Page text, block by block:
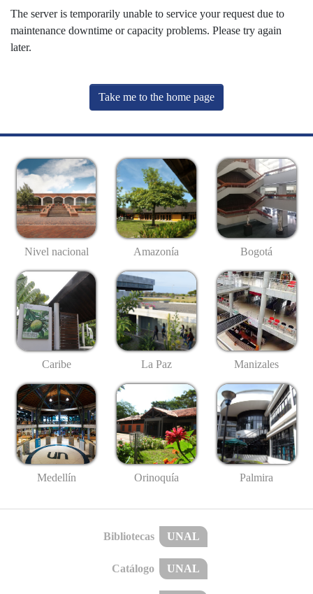
The server is temporarily unable to service your request due to
maintenance downtime or capacity problems. Please try again
later.
Take me to the home page
Nivel nacional Amazonía Bogotá
Caribe La Paz Manizales
Medellín Orinoquía Palmira
Bibliotecas UNAL
Catálogo UNAL